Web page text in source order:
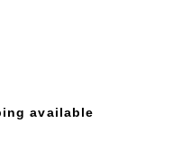
available